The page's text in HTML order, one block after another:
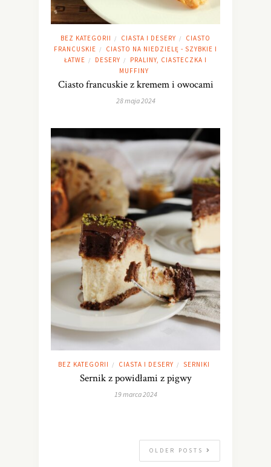
BEZ KATEGORII / CIASTA I DESERY /
CIASTO
FRANCUSKIE /
CIASTO NA NIEDZIELĘ - SZYBKIE I
ŁATWE / DESERY /
PRALINY, CIASTECZKA I
MUFFINY
Ciasto francuskie z kremem i owocami
28 maja 2024
BEZ KATEGORII / CIASTA I DESERY / SERNIKI
Sernik z powidłami z pigwy
19 marca 2024
OLDER POSTS